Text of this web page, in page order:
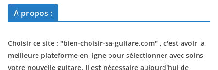
A propos :
Choisir ce site : "bien-choisir-sa-guitare.com" , c'est avoir la
meilleure plateforme en ligne pour sélectionner avec soins
votre nouvelle guitare. Il est nécessaire aujourd'hui de